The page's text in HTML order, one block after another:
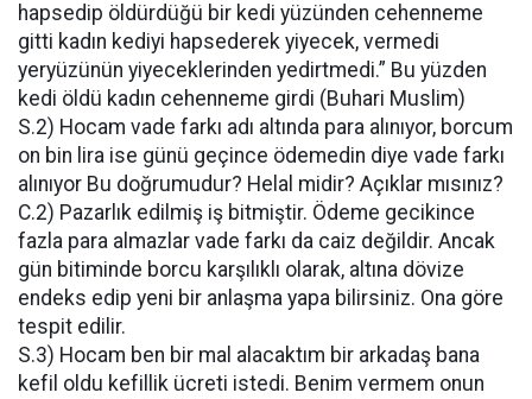
hapsedip öldürdüğü bir kedi yüzünden cehenneme
gitti kadın kediyi hapsederek yiyecek, vermedi
yeryüzünün yiyeceklerinden yedirtmedi.” Bu yüzden
kedi öldü kadın cehenneme girdi (Buhari Muslim)
S.2) Hocam vade farkı adı altında para alınıyor, borcum
on bin lira ise günü geçince ödemedin diye vade farkı
alınıyor Bu doğrumudur? Helal midir? Açıklar mısınız?
C.2) Pazarlık edilmiş iş bitmiştir. Ödeme gecikince
fazla para almazlar vade farkı da caiz değildir. Ancak
gün bitiminde borcu karşılıklı olarak, altına dövize
endeks edip yeni bir anlaşma yapa bilirsiniz. Ona göre
tespit edilir.
S.3) Hocam ben bir mal alacaktım bir arkadaş bana
kefil oldu kefillik ücreti istedi. Benim vermem onun